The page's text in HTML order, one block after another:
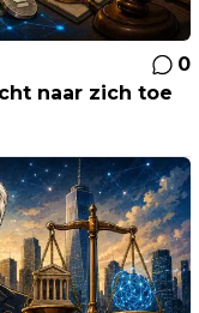
0
naar zich toe